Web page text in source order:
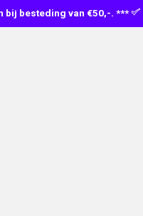
bij besteding van €50,-. ***